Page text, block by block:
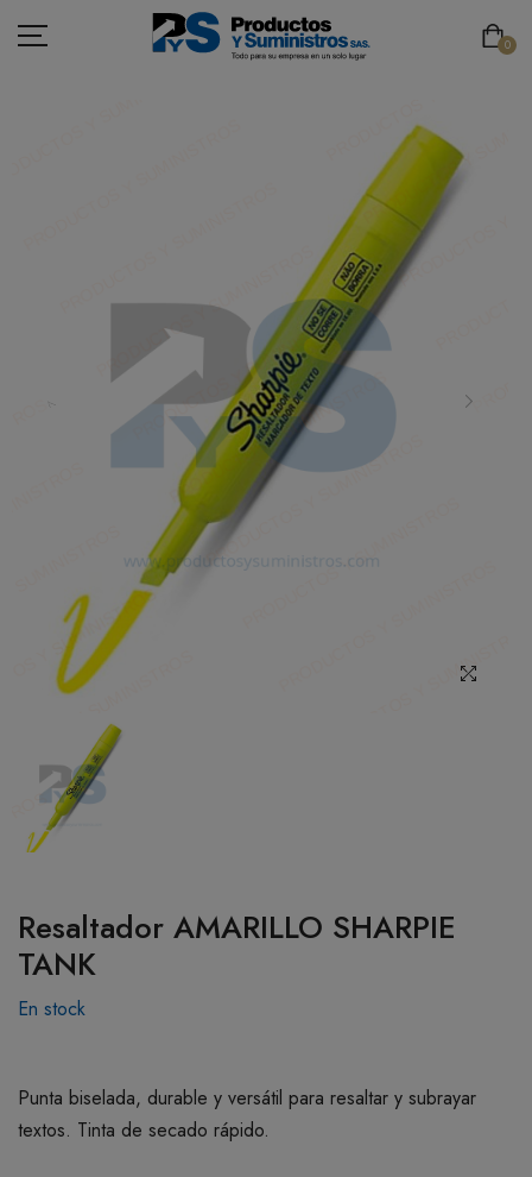
0
CAFETERÍA
SEGURIDAD INDUSTRIAL
TECNOLOGÍA
MOBILIARIO
MI CUENTA
Resaltador AMARILLO SHARPIE
TANK
En stock
Punta biselada, durable y versátil para resaltar y subrayar
textos. Tinta de secado rápido.